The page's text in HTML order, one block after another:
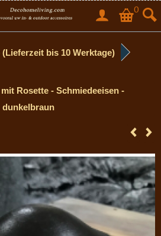
0
bis 10 Werktage)
Rosette - Schmiedeeisen -
dunkelbraun